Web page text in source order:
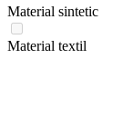
Material sintetic
Material textil